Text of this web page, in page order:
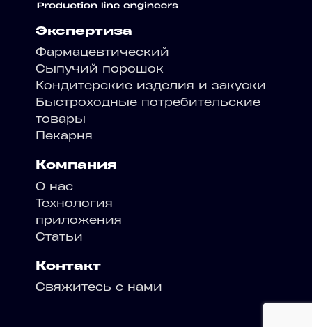
Экспертиза
Фармацевтический
Сыпучий порошок
Кондитерские изделия и закуски
Быстроходные потребительские
товары
Пекарня
Компания
О нас
Технология
приложения
Статьи
Контакт
Свяжитесь с нами